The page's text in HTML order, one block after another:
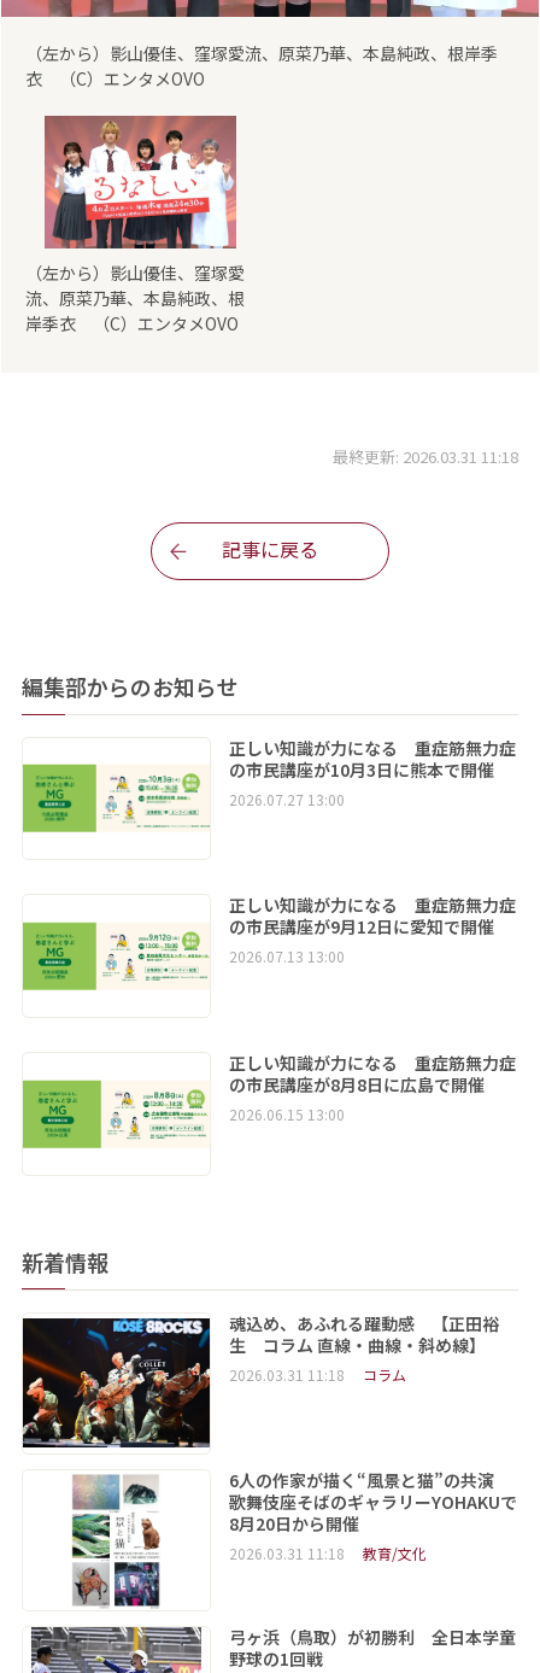
（左から）影山優佳、窪塚愛流、原菜乃華、本島純政、根岸季
衣 （C）エンタメOVO
（左から）影山優佳、窪塚愛
流、原菜乃華、本島純政、根
岸季衣 （C）エンタメOVO
最終更新: 2026.03.31 11:18
記事に戻る
編集部からのお知らせ
正しい知識が力になる 重症筋無力症
の市民講座が10月3日に熊本で開催
2026.07.27 13:00
正しい知識が力になる 重症筋無力症
の市民講座が9月12日に愛知で開催
2026.07.13 13:00
正しい知識が力になる 重症筋無力症
の市民講座が8月8日に広島で開催
2026.06.15 13:00
新着情報
魂込め、あふれる躍動感 【正田裕
生 コラム 直線・曲線・斜め線】
2026.03.31 11:18 コラム
6人の作家が描く“風景と猫”の共演
歌舞伎座そばのギャラリーYOHAKUで
8月20日から開催
2026.03.31 11:18 教育/文化
弓ヶ浜（鳥取）が初勝利 全日本学童
野球の1回戦